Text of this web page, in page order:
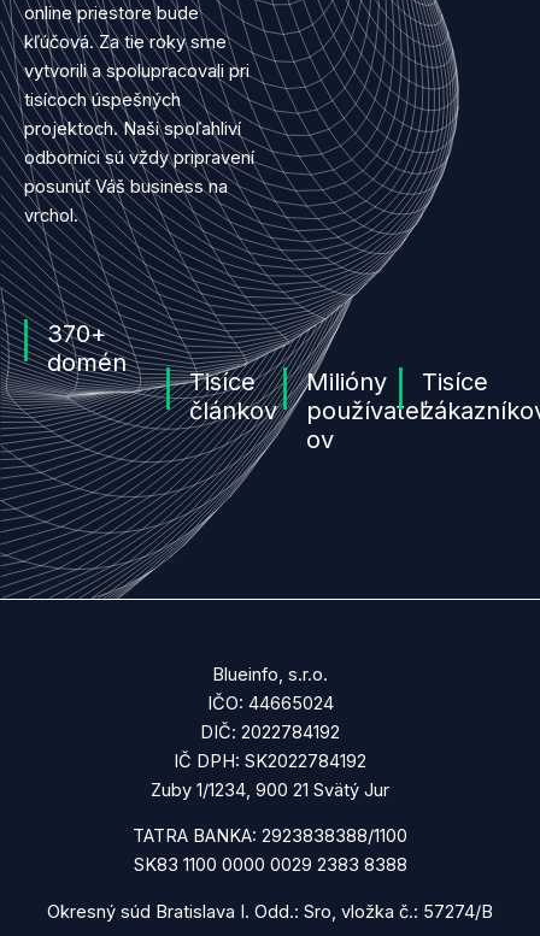
online priestore bude
kľúčová. Za tie roky sme
vytvorili a spolupracovali pri
tisícoch úspešných
projektoch. Naši spoľahliví
odborníci sú vždy pripravení
posunúť Váš business na
vrchol.
370+
domén
Tisíce
článkov
Milióny
používateľ
ov
Tisíce
Blueinfo, s.r.o.
IČO: 44665024
DIČ: 2022784192
IČ DPH: SK2022784192
Zuby 1/1234, 900 21 Svätý Jur
TATRA BANKA: 2923838388/1100
SK83 1100 0000 0029 2383 8388
Okresný súd Bratislava I. Odd.: Sro, vložka č.: 57274/B